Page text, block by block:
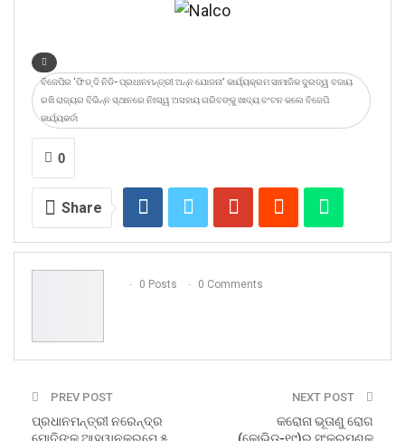
ବିଜେପିର ‘ଫିଡ୍ ଦି ନିଡି- ପ୍ରଧାନମନ୍ତ୍ରୀ ଅନ୍ନ ଯୋଜନା’ କାର୍ଯ୍ୟକ୍ରମ ସାମାଜିକ ଦୁରତ୍ୱ ବଜାୟ
ରଖି ରାଜ୍ୟର ବିଭିନ୍ନ ସ୍ଥାନରେ ନିଃସ୍ୱ ଅସହାୟ ଗରିବଙ୍କୁ ଖାଦ୍ୟ ବଂଟନ କଲେ ବିଜେପି
କାର୍ଯ୍ୟକର୍ତା
0
Share
0 Posts 0 Comments
PREV POST
ପ୍ରଧାନମନ୍ତ୍ରୀ ନରେନ୍ଦ୍ର
NEXT POST
କରୋନା ଭୂତାଣୁ ରୋଗ